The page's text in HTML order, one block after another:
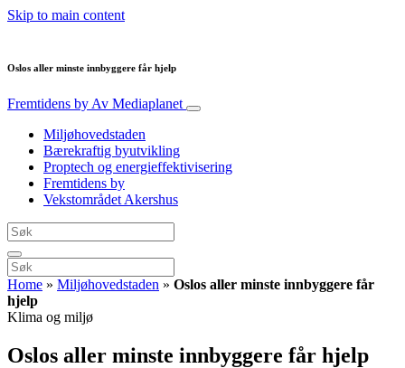
Skip to main content
Oslos aller minste innbyggere får hjelp
Fremtidens by Av Mediaplanet
Miljøhovedstaden
Bærekraftig byutvikling
Proptech og energieffektivisering
Fremtidens by
Vekstområdet Akershus
Home » Miljøhovedstaden » Oslos aller minste innbyggere får
hjelp
Klima og miljø
Oslos aller minste innbyggere får hjelp